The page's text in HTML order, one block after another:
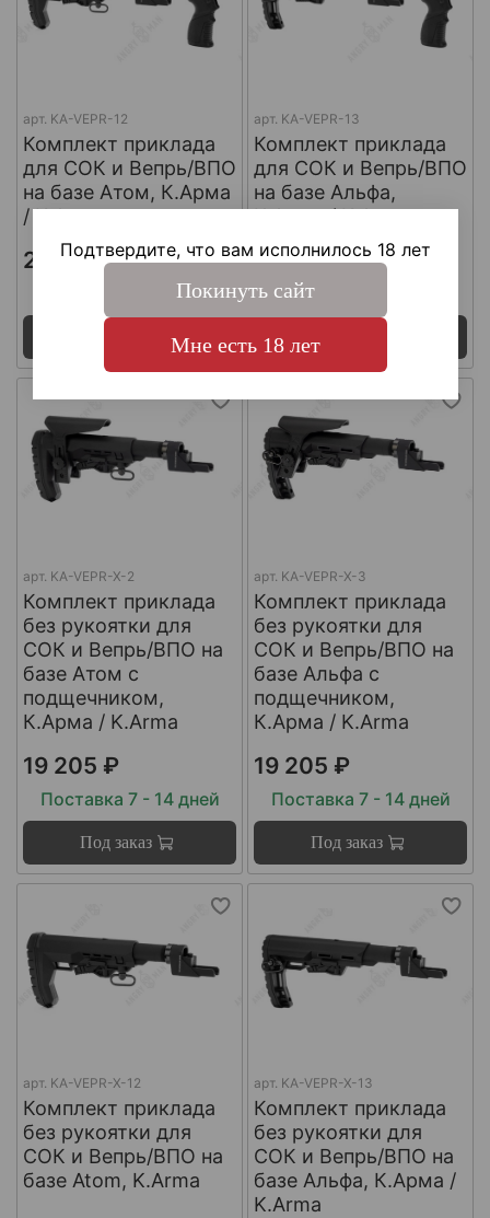
арт. KA-VEPR-12
Комплект приклада
для СОК и Вепрь/ВПО
на базе Атом, К.Арма
/ K.Arma
21 765 ₽
Поставка 7 - 14 дней
арт. KA-VEPR-13
Комплект приклада
для СОК и Вепрь/ВПО
на базе Альфа,
К.Арма / K.Arma
21 765 ₽
Поставка 7 - 14 дней
арт. KA-VEPR-X-2
Комплект приклада
без рукоятки для
СОК и Вепрь/ВПО на
базе Атом с
подщечником,
К.Арма / K.Arma
19 205 ₽
Поставка 7 - 14 дней
Под заказ
арт. KA-VEPR-X-3
Комплект приклада
без рукоятки для
СОК и Вепрь/ВПО на
базе Альфа с
подщечником,
К.Арма / K.Arma
19 205 ₽
Поставка 7 - 14 дней
Под заказ
арт. KA-VEPR-X-12
Комплект приклада
без рукоятки для
СОК и Вепрь/ВПО на
базе Atom, K.Arma
арт. KA-VEPR-X-13
Комплект приклада
без рукоятки для
СОК и Вепрь/ВПО на
базе Альфа, К.Арма /
K.Arma
Подтвердите, что вам исполнилось 18 лет
Покинуть сайт
Мне есть 18 лет